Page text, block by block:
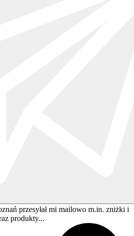
przesyłał mi mailowo m.in. zniżki i
produkty...